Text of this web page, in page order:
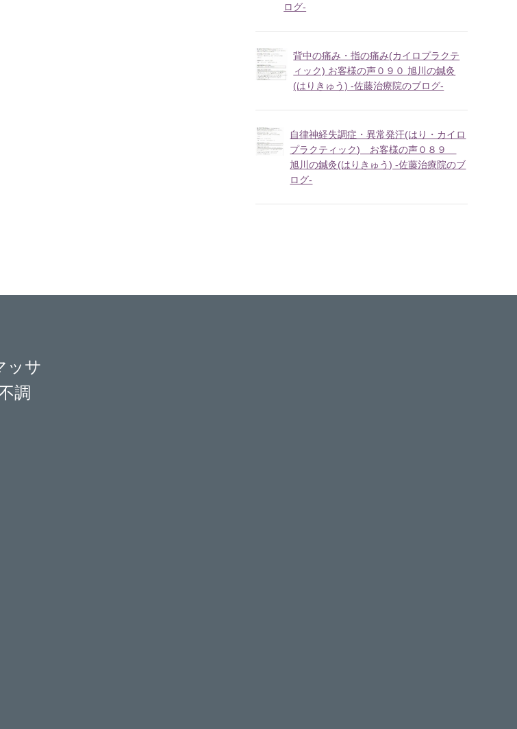
ログ-
背中の痛み・指の痛み(カイロプラクテ
ィック) お客様の声０９０ 旭川の鍼灸
(はりきゅう) -佐藤治療院のブログ-
自律神経失調症・異常発汗(はり・カイロ
プラクティック) お客様の声０８９
旭川の鍼灸(はりきゅう) -佐藤治療院のブ
ログ-
ッサ
調